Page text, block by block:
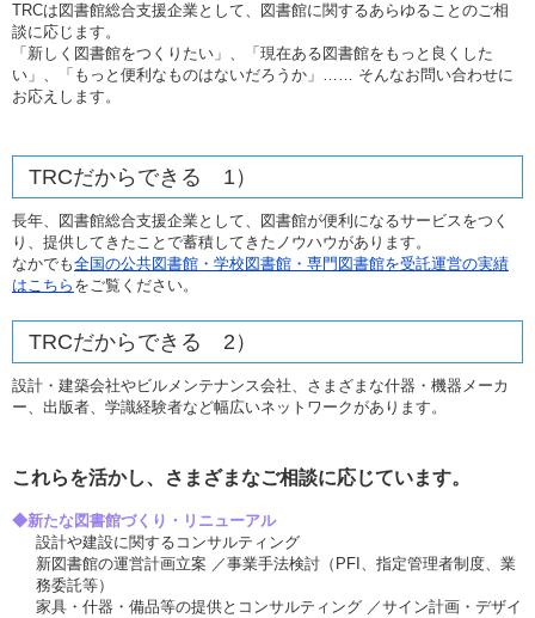
TRCは図書館総合支援企業として、図書館に関するあらゆることのご相
談に応じます。
「新しく図書館をつくりたい」、「現在ある図書館をもっと良くした
い」、「もっと便利なものはないだろうか」…… そんなお問い合わせに
お応えします。
TRCだからできる 1）
長年、図書館総合支援企業として、図書館が便利になるサービスをつく
り、提供してきたことで蓄積してきたノウハウがあります。
なかでも全国の公共図書館・学校図書館・専門図書館を受託運営の実績
はこちら をご覧ください。
TRCだからできる 2）
設計・建築会社やビルメンテナンス会社、さまざまな什器・機器メーカ
ー、出版者、学識経験者など幅広いネットワークがあります。
これらを活かし、さまざまなご相談に応じています。
◆新たな図書館づくり・リニューアル
設計や建設に関するコンサルティング
新図書館の運営計画立案 ／事業手法検討（PFI、指定管理者制度、業
務委託等）
家具・什器・備品等の提供とコンサルティング ／サイン計画・デザイ